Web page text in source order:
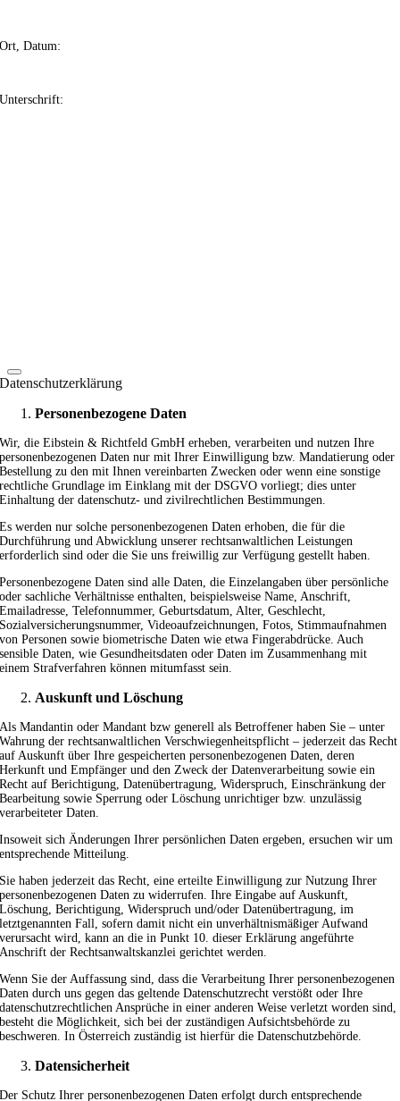
Ort, Datum:
Unterschrift:
Datenschutzerklärung
Personenbezogene Daten
Wir, die Eibstein & Richtfeld GmbH erheben, verarbeiten und nutzen Ihre
personenbezogenen Daten nur mit Ihrer Einwilligung bzw. Mandatierung oder
Bestellung zu den mit Ihnen vereinbarten Zwecken oder wenn eine sonstige
rechtliche Grundlage im Einklang mit der DSGVO vorliegt; dies unter
Einhaltung der datenschutz- und zivilrechtlichen Bestimmungen.
Es werden nur solche personenbezogenen Daten erhoben, die für die
Durchführung und Abwicklung unserer rechtsanwaltlichen Leistungen
erforderlich sind oder die Sie uns freiwillig zur Verfügung gestellt haben.
Personenbezogene Daten sind alle Daten, die Einzelangaben über persönliche
oder sachliche Verhältnisse enthalten, beispielsweise Name, Anschrift,
Emailadresse, Telefonnummer, Geburtsdatum, Alter, Geschlecht,
Sozialversicherungsnummer, Videoaufzeichnungen, Fotos, Stimmaufnahmen
von Personen sowie biometrische Daten wie etwa Fingerabdrücke. Auch
sensible Daten, wie Gesundheitsdaten oder Daten im Zusammenhang mit
einem Strafverfahren können mitumfasst sein.
Auskunft und Löschung
Als Mandantin oder Mandant bzw generell als Betroffener haben Sie – unter
Wahrung der rechtsanwaltlichen Verschwiegenheitspflicht – jederzeit das Recht
auf Auskunft über Ihre gespeicherten personenbezogenen Daten, deren
Herkunft und Empfänger und den Zweck der Datenverarbeitung sowie ein
Recht auf Berichtigung, Datenübertragung, Widerspruch, Einschränkung der
Bearbeitung sowie Sperrung oder Löschung unrichtiger bzw. unzulässig
verarbeiteter Daten.
Insoweit sich Änderungen Ihrer persönlichen Daten ergeben, ersuchen wir um
entsprechende Mitteilung.
Sie haben jederzeit das Recht, eine erteilte Einwilligung zur Nutzung Ihrer
personenbezogenen Daten zu widerrufen. Ihre Eingabe auf Auskunft,
Löschung, Berichtigung, Widerspruch und/oder Datenübertragung, im
letztgenannten Fall, sofern damit nicht ein unverhältnismäßiger Aufwand
verursacht wird, kann an die in Punkt 10. dieser Erklärung angeführte
Anschrift der Rechtsanwaltskanzlei gerichtet werden.
Wenn Sie der Auffassung sind, dass die Verarbeitung Ihrer personenbezogenen
Daten durch uns gegen das geltende Datenschutzrecht verstößt oder Ihre
datenschutzrechtlichen Ansprüche in einer anderen Weise verletzt worden sind,
besteht die Möglichkeit, sich bei der zuständigen Aufsichtsbehörde zu
beschweren. In Österreich zuständig ist hierfür die Datenschutzbehörde.
Datensicherheit
Der Schutz Ihrer personenbezogenen Daten erfolgt durch entsprechende